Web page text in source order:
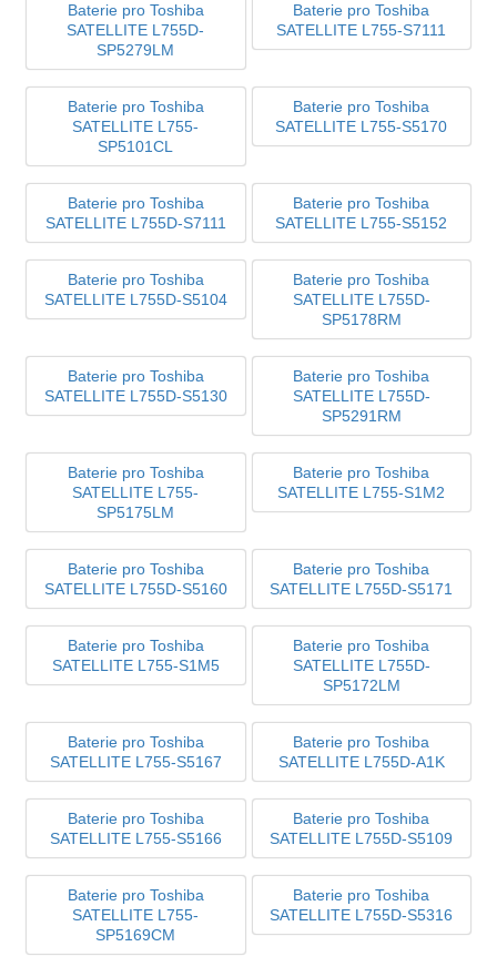
Baterie pro Toshiba
SATELLITE L755D-
SP5279LM
Baterie pro Toshiba
SATELLITE L755-S7111
Baterie pro Toshiba
SATELLITE L755-
SP5101CL
Baterie pro Toshiba
SATELLITE L755-S5170
Baterie pro Toshiba
SATELLITE L755D-S7111
Baterie pro Toshiba
SATELLITE L755-S5152
Baterie pro Toshiba
SATELLITE L755D-S5104
Baterie pro Toshiba
SATELLITE L755D-
SP5178RM
Baterie pro Toshiba
SATELLITE L755D-S5130
Baterie pro Toshiba
SATELLITE L755D-
SP5291RM
Baterie pro Toshiba
SATELLITE L755-
SP5175LM
Baterie pro Toshiba
SATELLITE L755-S1M2
Baterie pro Toshiba
SATELLITE L755D-S5160
Baterie pro Toshiba
SATELLITE L755D-S5171
Baterie pro Toshiba
SATELLITE L755-S1M5
Baterie pro Toshiba
SATELLITE L755D-
SP5172LM
Baterie pro Toshiba
SATELLITE L755-S5167
Baterie pro Toshiba
SATELLITE L755D-A1K
Baterie pro Toshiba
SATELLITE L755-S5166
Baterie pro Toshiba
SATELLITE L755D-S5109
Baterie pro Toshiba
SATELLITE L755-
SP5169CM
Baterie pro Toshiba
SATELLITE L755D-S5316